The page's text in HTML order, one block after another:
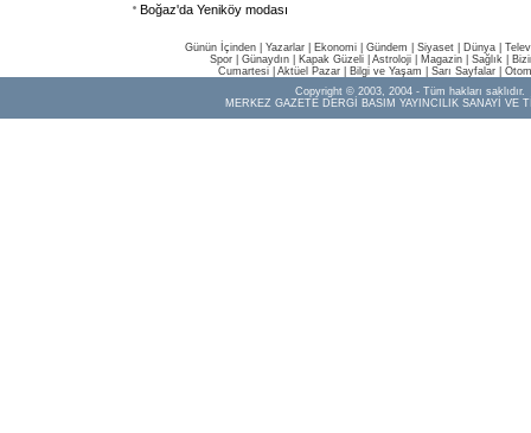
Boğaz'da Yeniköy modası
Günün İçinden Yazarlar Ekonomi Gündem Siyaset Dünya |
Spor
Günaydın Kapak Güzeli Astroloji Magazin Sağlık
Cumartesi
Aktüel Pazar Bilgi ve Yaşam Sarı Sayfalar
Copyright © 2003, 2004 - Tüm hakları saklıdır.
MERKEZ GAZETE DERGİ BASIM YAYINCILIK SANAYİ VE